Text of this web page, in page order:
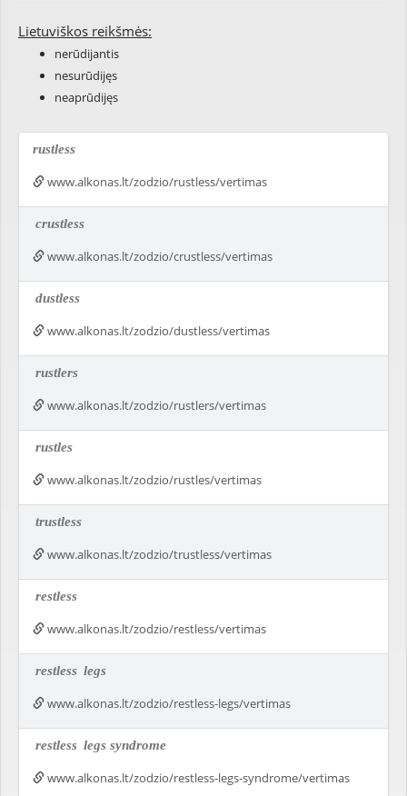
Lietuviškos reikšmės:
nerūdijantis
nesurūdijęs
neaprūdijęs
rustless
www.alkonas.lt/zodzio/rustless/vertimas
crustless
www.alkonas.lt/zodzio/crustless/vertimas
dustless
www.alkonas.lt/zodzio/dustless/vertimas
rustlers
www.alkonas.lt/zodzio/rustlers/vertimas
rustles
www.alkonas.lt/zodzio/rustles/vertimas
trustless
www.alkonas.lt/zodzio/trustless/vertimas
restless
www.alkonas.lt/zodzio/restless/vertimas
restless legs
www.alkonas.lt/zodzio/restless-legs/vertimas
restless legs syndrome
www.alkonas.lt/zodzio/restless-legs-syndrome/vertimas